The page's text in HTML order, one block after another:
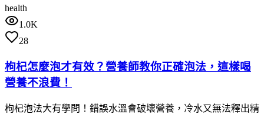
health
1.0K
28
枸杞怎麼泡才有效？營養師教你正確泡法，這樣喝
營養不浪費！
枸杞泡法大有學問！錯誤水溫會破壞營養，冷水又無法釋出精